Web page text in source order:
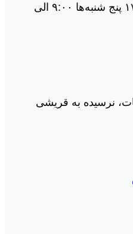
هر روز هفته ۹:۰۰ الی ۱۷:۰۰ پنج شنبه‌ها ۹:۰۰ الی
نرسیده به قریشی